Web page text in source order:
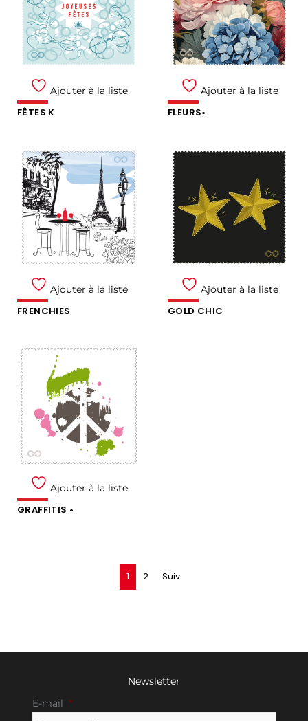
Ajouter à la liste
FÊTES K
Ajouter à la liste
FLEURS•
Ajouter à la liste
FRENCHIES
Ajouter à la liste
GOLD CHIC
Ajouter à la liste
GRAFFITIS •
1 2 Suiv.
Newsletter
E-mail *